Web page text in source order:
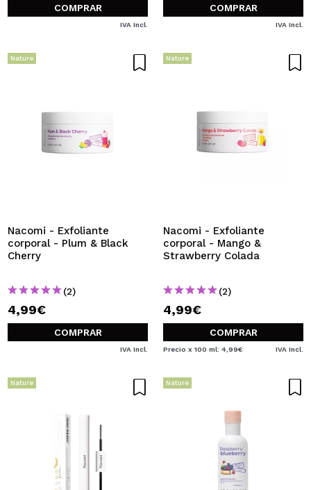
COMPRAR
IVA Incl.
COMPRAR
IVA Incl.
Nature
Nacomi - Exfoliante
corporal - Plum & Black
Cherry
(2)
4,99€
COMPRAR
IVA Incl.
Nature
Nacomi - Exfoliante
corporal - Mango &
Strawberry Colada
(2)
4,99€
COMPRAR
Precio x 100 ml: 4,99€ IVA Incl.
Nature Nature